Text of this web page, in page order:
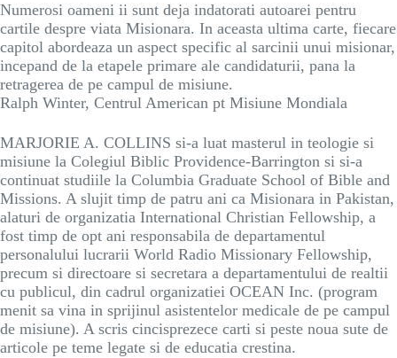
Numerosi oameni ii sunt deja indatorati autoarei pentru
cartile despre viata Misionara. In aceasta ultima carte, fiecare
capitol abordeaza un aspect specific al sarcinii unui misionar,
incepand de la etapele primare ale candidaturii, pana la
retragerea de pe campul de misiune.
Ralph Winter, Centrul American pt Misiune Mondiala
MARJORIE A. COLLINS si-a luat masterul in teologie si
misiune la Colegiul Biblic Providence-Barrington si si-a
continuat studiile la Columbia Graduate School of Bible and
Missions. A slujit timp de patru ani ca Misionara in Pakistan,
alaturi de organizatia International Christian Fellowship, a
fost timp de opt ani responsabila de departamentul
personalului lucrarii World Radio Missionary Fellowship,
precum si directoare si secretara a departamentului de realtii
cu publicul, din cadrul organizatiei OCEAN Inc. (program
menit sa vina in sprijinul asistentelor medicale de pe campul
de misiune). A scris cincisprezece carti si peste noua sute de
articole pe teme legate si de educatia crestina.